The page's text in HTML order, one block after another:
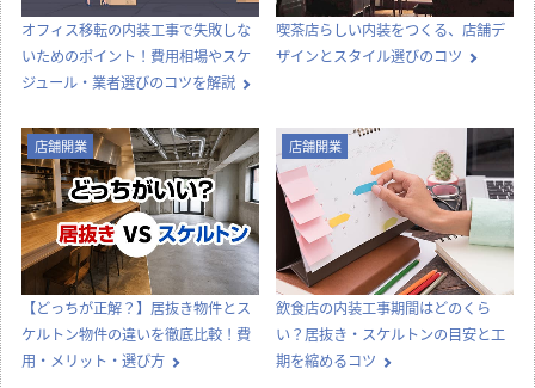
オフィス移転の内装工事で失敗しな
いためのポイント！費用相場やスケ
ジュール・業者選びのコツを解説
喫茶店らしい内装をつくる、店舗デ
ザインとスタイル選びのコツ
店舗開業
【どっちが正解？】居抜き物件とス
ケルトン物件の違いを徹底比較！費
用・メリット・選び方
店舗開業
飲食店の内装工事期間はどのくら
い？居抜き・スケルトンの目安と工
期を縮めるコツ